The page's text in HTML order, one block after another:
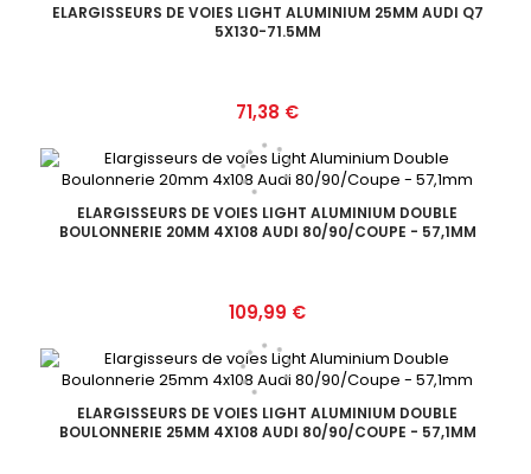
ELARGISSEURS DE VOIES LIGHT ALUMINIUM 25MM AUDI Q7
5X130-71.5MM
Prix
71,38 €
ELARGISSEURS DE VOIES LIGHT ALUMINIUM DOUBLE
BOULONNERIE 20MM 4X108 AUDI 80/90/COUPE - 57,1MM
Prix
109,99 €
ELARGISSEURS DE VOIES LIGHT ALUMINIUM DOUBLE
BOULONNERIE 25MM 4X108 AUDI 80/90/COUPE - 57,1MM